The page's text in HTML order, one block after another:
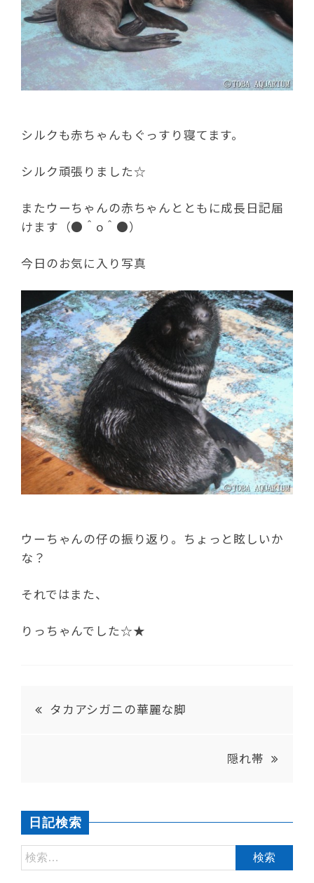
シルクも赤ちゃんもぐっすり寝てます。
シルク頑張りました☆
またウーちゃんの赤ちゃんとともに成長日記届
けます（●＾o＾●）
今日のお気に入り写真
ウーちゃんの仔の振り返り。ちょっと眩しいか
な？
それではまた、
りっちゃんでした☆★
タカアシガニの華麗な脚
隠れ帯
日記検索